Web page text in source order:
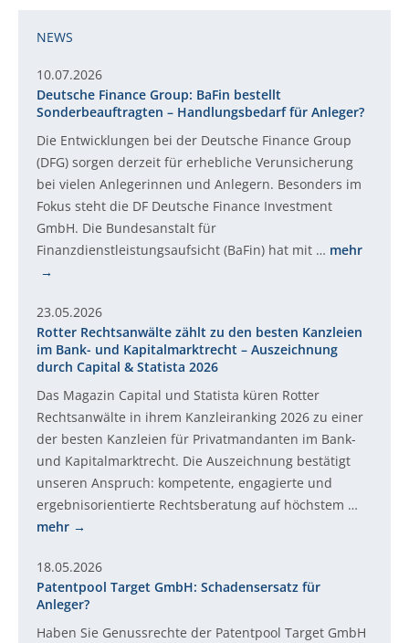
NEWS
10.07.2026
Deutsche Finance Group: BaFin bestellt
Sonderbeauftragten – Handlungsbedarf für Anleger?
Die Entwicklungen bei der Deutsche Finance Group
(DFG) sorgen derzeit für erhebliche Verunsicherung
bei vielen Anlegerinnen und Anlegern. Besonders im
Fokus steht die DF Deutsche Finance Investment
GmbH. Die Bundesanstalt für
Finanzdienstleistungsaufsicht (BaFin) hat mit … mehr
23.05.2026
Rotter Rechtsanwälte zählt zu den besten Kanzleien
im Bank- und Kapitalmarktrecht – Auszeichnung
durch Capital & Statista 2026
Das Magazin Capital und Statista küren Rotter
Rechtsanwälte in ihrem Kanzleiranking 2026 zu einer
der besten Kanzleien für Privatmandanten im Bank-
und Kapitalmarktrecht. Die Auszeichnung bestätigt
unseren Anspruch: kompetente, engagierte und
ergebnisorientierte Rechtsberatung auf höchstem …
mehr
18.05.2026
Patentpool Target GmbH: Schadensersatz für
Anleger?
Haben Sie Genussrechte der Patentpool Target GmbH